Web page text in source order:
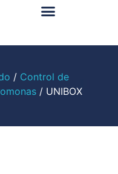
/ Control de
/ UNIBOX